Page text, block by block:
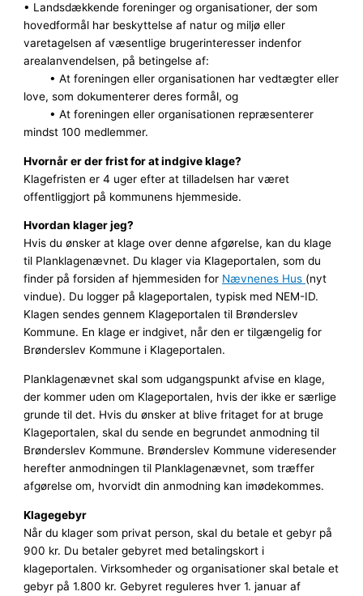
• Landsdækkende foreninger og organisationer, der som
hovedformål har beskyttelse af natur og miljø eller
varetagelsen af væsentlige brugerinteresser indenfor
arealanvendelsen, på betingelse af:
• At foreningen eller organisationen har vedtægter eller
love, som dokumenterer deres formål, og
• At foreningen eller organisationen repræsenterer
mindst 100 medlemmer.
Hvornår er der frist for at indgive klage?
Klagefristen er 4 uger efter at tilladelsen har været
offentliggjort på kommunens hjemmeside.
Hvordan klager jeg?
Hvis du ønsker at klage over denne afgørelse, kan du klage
til Planklagenævnet. Du klager via Klageportalen, som du
finder på forsiden af hjemmesiden for Nævnenes Hus (nyt
vindue). Du logger på klageportalen, typisk med NEM-ID.
Klagen sendes gennem Klageportalen til Brønderslev
Kommune. En klage er indgivet, når den er tilgængelig for
Brønderslev Kommune i Klageportalen.
Planklagenævnet skal som udgangspunkt afvise en klage,
der kommer uden om Klageportalen, hvis der ikke er særlige
grunde til det. Hvis du ønsker at blive fritaget for at bruge
Klageportalen, skal du sende en begrundet anmodning til
Brønderslev Kommune. Brønderslev Kommune videresender
herefter anmodningen til Planklagenævnet, som træffer
afgørelse om, hvorvidt din anmodning kan imødekommes.
Klagegebyr
Når du klager som privat person, skal du betale et gebyr på
900 kr. Du betaler gebyret med betalingskort i
klageportalen. Virksomheder og organisationer skal betale et
gebyr på 1.800 kr. Gebyret reguleres hver 1. januar af